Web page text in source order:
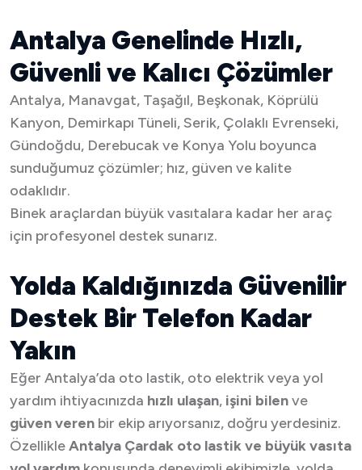
Antalya Genelinde Hızlı,
Güvenli ve Kalıcı Çözümler
Antalya, Manavgat, Taşağıl, Beşkonak, Köprülü
Kanyon, Demirkapı Tüneli, Serik, Çolaklı Evrenseki,
Gündoğdu, Derebucak ve Konya Yolu boyunca
sunduğumuz çözümler; hız, güven ve kalite
odaklıdır.
Binek araçlardan büyük vasıtalara kadar her araç
için profesyonel destek sunarız.
Yolda Kaldığınızda Güvenilir
Destek Bir Telefon Kadar
Yakın
Eğer Antalya’da oto lastik, oto elektrik veya yol
yardım ihtiyacınızda hızlı ulaşan, işini bilenve
güven veren bir ekip arıyorsanız, doğru yerdesiniz.
ÖzellikleAntalya Çardak oto lastik ve büyük vasıta